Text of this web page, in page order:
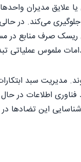
علایق مدیران
می‌کند. در
ریسک صرف منابع در
ملموس عملیاتی
مدیریت سبد
اطلاعات در
این تضادها در